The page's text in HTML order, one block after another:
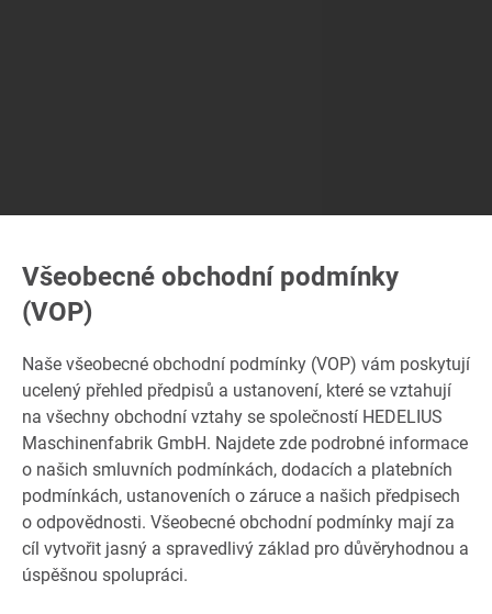
Všeobecné obchodní podmínky
(VOP)
Naše všeobecné obchodní podmínky (VOP) vám poskytují
ucelený přehled předpisů a ustanovení, které se vztahují
na všechny obchodní vztahy se společností HEDELIUS
Maschinenfabrik GmbH. Najdete zde podrobné informace
o našich smluvních podmínkách, dodacích a platebních
podmínkách, ustanoveních o záruce a našich předpisech
o odpovědnosti. Všeobecné obchodní podmínky mají za
cíl vytvořit jasný a spravedlivý základ pro důvěryhodnou a
úspěšnou spolupráci.